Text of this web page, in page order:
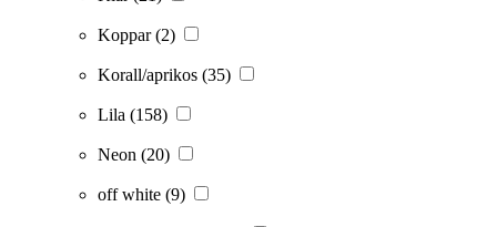
Koppar(2)
Korall/aprikos (35)
Lila (158)
Neon (20)
off white (9)